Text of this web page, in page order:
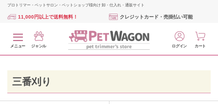
プロトリマー・ペットサロン・ペットショップ様向け 卸・仕入れ・通販サイト
11,000円以上で送料無料！ クレジットカード・売掛払い可能
メニュー ジャンル ログイン カート
三番刈り